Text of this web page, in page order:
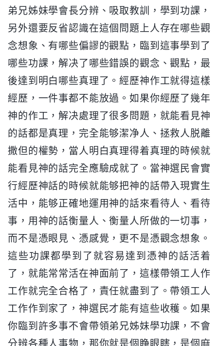
弟兄姊妹學會長分辨、吸取教訓，學到功課，
另外還要反省認識在這個問題上人存在哪些觀
念想象、有哪些偏謬的觀點，臨到這事學到了
哪些功課，解决了哪些錯誤的觀念、觀點，最
後達到明白哪些真理了。經歷神作工就得這樣
經歷，一件事都不能放過。如果你經歷了幾年
神的作工，解决處理了很多問題，就能看見神
的話都是真理，完全能够潔净人、拯救人脱離
撒但的權勢，當人明白真理得着真理的時候就
能看見神的話完全應驗成就了。當神選民會實
行經歷神話的時候就能够把神的話帶入現實生
活中，能够正確地運用神的話來看待人、看待
事，用神的話衡量人、衡量人所做的一切事，
而不是憑眼見、憑感覺，更不是憑觀念想象。
這些功課都學到了就容易達到憑神的話活着
了，就能常常活在神面前了，這樣帶領工人作
工作就完全合格了，責任就盡到了。帶領工人
工作作到家了，神選民才能有這些收穫。如果
你臨到許多事不會帶領弟兄姊妹學功課，不會
分辨各種人事物，那你就是個睁眼瞎，是個麻